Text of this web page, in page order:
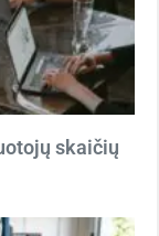
skaičių